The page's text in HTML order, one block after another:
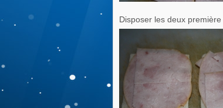
Disposer les deux